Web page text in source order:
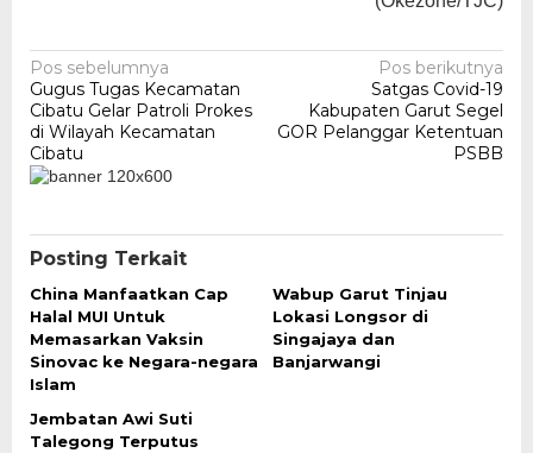
Navigasi
pos
Pos sebelumnya
Gugus Tugas Kecamatan
Cibatu Gelar Patroli Prokes
di Wilayah Kecamatan
Cibatu
Pos berikutnya
Satgas Covid-19
Kabupaten Garut Segel
GOR Pelanggar Ketentuan
PSBB
Posting Terkait
China Manfaatkan Cap
Halal MUI Untuk
Memasarkan Vaksin
Sinovac ke Negara-negara
Islam
Wabup Garut Tinjau
Lokasi Longsor di
Singajaya dan
Banjarwangi
Jembatan Awi Suti
Talegong Terputus